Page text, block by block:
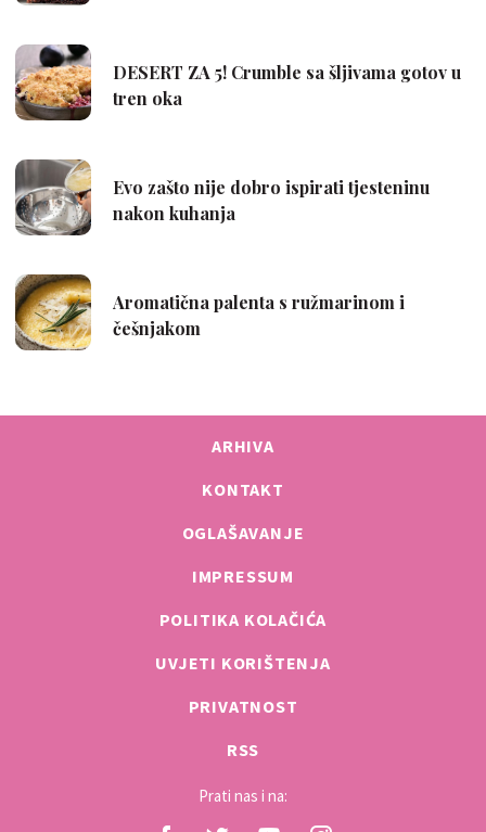
ARHIVA
KONTAKT
OGLAŠAVANJE
IMPRESSUM
POLITIKA KOLAČIĆA
UVJETI KORIŠTENJA
PRIVATNOST
RSS
Prati nas i na: